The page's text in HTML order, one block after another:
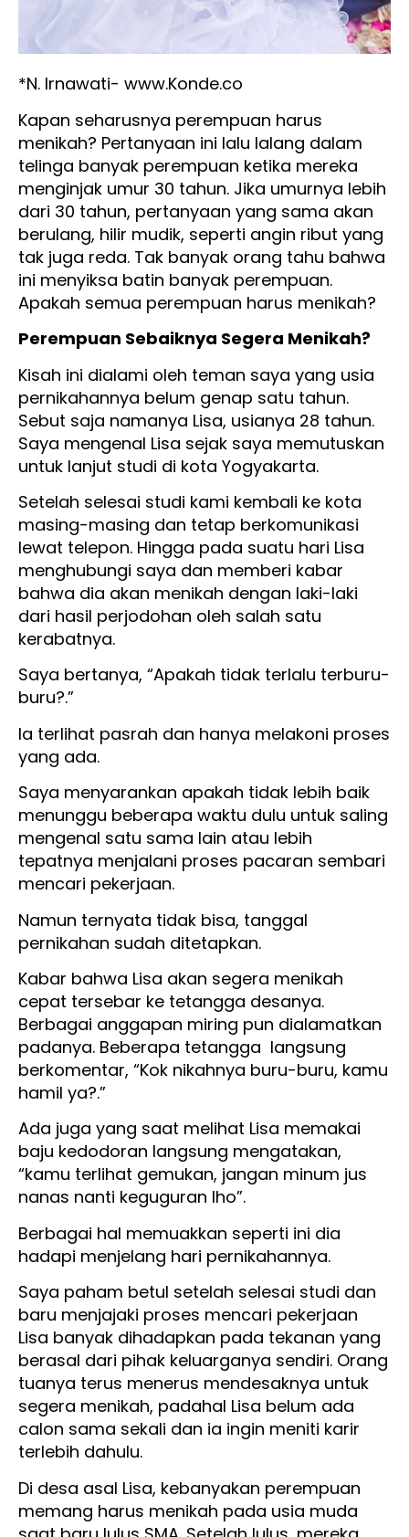
*N. Irnawati- www.Konde.co
Kapan seharusnya perempuan harus
menikah? Pertanyaan ini lalu lalang dalam
telinga banyak perempuan ketika mereka
menginjak umur 30 tahun. Jika umurnya lebih
dari 30 tahun, pertanyaan yang sama akan
berulang, hilir mudik, seperti angin ribut yang
tak juga reda. Tak banyak orang tahu bahwa
ini menyiksa batin banyak perempuan.
Apakah semua perempuan harus menikah?
Perempuan Sebaiknya Segera Menikah?
Kisah ini dialami oleh teman saya yang usia
pernikahannya belum genap satu tahun.
Sebut saja namanya Lisa, usianya 28 tahun.
Saya mengenal Lisa sejak saya memutuskan
untuk lanjut studi di kota Yogyakarta.
Setelah selesai studi kami kembali ke kota
masing-masing dan tetap berkomunikasi
lewat telepon. Hingga pada suatu hari Lisa
menghubungi saya dan memberi kabar
bahwa dia akan menikah dengan laki-laki
dari hasil perjodohan oleh salah satu
kerabatnya.
Saya bertanya, “Apakah tidak terlalu terburu-
buru?.”
Ia terlihat pasrah dan hanya melakoni proses
yang ada.
Saya menyarankan apakah tidak lebih baik
menunggu beberapa waktu dulu untuk saling
mengenal satu sama lain atau lebih
tepatnya menjalani proses pacaran sembari
mencari pekerjaan.
Namun ternyata tidak bisa, tanggal
pernikahan sudah ditetapkan.
Kabar bahwa Lisa akan segera menikah
cepat tersebar ke tetangga desanya.
Berbagai anggapan miring pun dialamatkan
padanya. Beberapa tetangga langsung
berkomentar, “Kok nikahnya buru-buru, kamu
hamil ya?.”
Ada juga yang saat melihat Lisa memakai
baju kedodoran langsung mengatakan,
“kamu terlihat gemukan, jangan minum jus
nanas nanti keguguran lho”.
Berbagai hal memuakkan seperti ini dia
hadapi menjelang hari pernikahannya.
Saya paham betul setelah selesai studi dan
baru menjajaki proses mencari pekerjaan
Lisa banyak dihadapkan pada tekanan yang
berasal dari pihak keluarganya sendiri. Orang
tuanya terus menerus mendesaknya untuk
segera menikah, padahal Lisa belum ada
calon sama sekali dan ia ingin meniti karir
terlebih dahulu.
Di desa asal Lisa, kebanyakan perempuan
memang harus menikah pada usia muda